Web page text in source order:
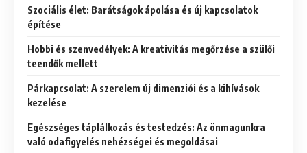
Szociális élet: Barátságok ápolása és új kapcsolatok
építése
Hobbi és szenvedélyek: A kreativitás megőrzése a szülői
teendők mellett
Párkapcsolat: A szerelem új dimenziói és a kihívások
kezelése
Egészséges táplálkozás és testedzés: Az önmagunkra
való odafigyelés nehézségei és megoldásai